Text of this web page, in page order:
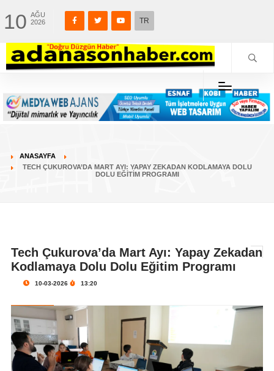
10 AĞU
2026
TR
ANASAYFA
TECH ÇUKUROVA’DA MART AYI: YAPAY ZEKADAN KODLAMAYA DOLU
DOLU EĞITIM PROGRAMI
Tech Çukurova’da Mart Ayı: Yapay Zekadan
Kodlamaya Dolu Dolu Eğitim Programı
10-03-2026 13:20